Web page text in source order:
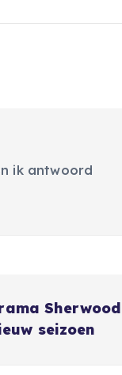
ik antwoord
Sherwood
seizoen